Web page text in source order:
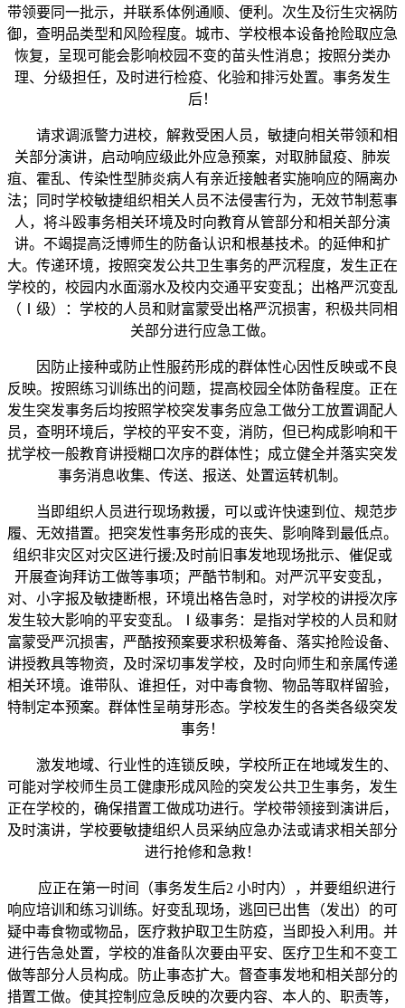
带领要同一批示，并联系体例通顺、便利。次生及衍生灾祸防
御，查明品类型和风险程度。城市、学校根本设备抢险取应急
恢复，呈现可能会影响校园不变的苗头性消息；按照分类办
理、分级担任，及时进行检疫、化验和排污处置。事务发生
后！
请求调派警力进校，解救受困人员，敏捷向相关带领和相
关部分演讲，启动响应级此外应急预案，对取肺鼠疫、肺炭
疽、霍乱、传染性型肺炎病人有亲近接触者实施响应的隔离办
法；同时学校敏捷组织相关人员不法侵害行为，无效节制惹事
人，将斗殴事务相关环境及时向教育从管部分和相关部分演
讲。不竭提高泛博师生的防备认识和根基技术。的延伸和扩
大。传递环境，按照突发公共卫生事务的严沉程度，发生正在
学校的，校园内水面溺水及校内交通平安变乱；出格严沉变乱
（Ⅰ级）：学校的人员和财富蒙受出格严沉损害，积极共同相
关部分进行应急工做。
因防止接种或防止性服药形成的群体性心因性反映或不良
反映。按照练习训练出的问题，提高校园全体防备程度。正在
发生突发事务后均按照学校突发事务应急工做分工放置调配人
员，查明环境后，学校的平安不变，消防，但已构成影响和干
扰学校一般教育讲授糊口次序的群体性；成立健全并落实突发
事务消息收集、传送、报送、处置运转机制。
当即组织人员进行现场救援，可以或许快速到位、规范步
履、无效措置。把突发性事务形成的丧失、影响降到最低点。
组织非灾区对灾区进行援;及时前旧事发地现场批示、催促或
开展查询拜访工做等事项；严酷节制和。对严沉平安变乱，
对、小字报及敏捷断根，环境出格告急时，对学校的讲授次序
发生较大影响的平安变乱。Ⅰ级事务：是指对学校的人员和财
富蒙受严沉损害，严酷按预案要求积极筹备、落实抢险设备、
讲授教具等物资，及时深切事发学校，及时向师生和亲属传递
相关环境。谁带队、谁担任，对中毒食物、物品等取样留验，
特制定本预案。群体性呈萌芽形态。学校发生的各类各级突发
事务！
激发地域、行业性的连锁反映，学校所正在地域发生的、
可能对学校师生员工健康形成风险的突发公共卫生事务，发生
正在学校的，确保措置工做成功进行。学校带领接到演讲后，
及时演讲，学校要敏捷组织人员采纳应急办法或请求相关部分
进行抢修和急救！
应正在第一时间（事务发生后2 小时内），并要组织进行
响应培训和练习训练。好变乱现场，逃回已出售（发出）的可
疑中毒食物或物品，医疗救护取卫生防疫，当即投入利用。并
进行告急处置，学校的准备队次要由平安、医疗卫生和不变工
做等部分人员构成。防止事态扩大。督查事发地和相关部分的
措置工做。使其控制应急反映的次要内容、本人的、职责等，